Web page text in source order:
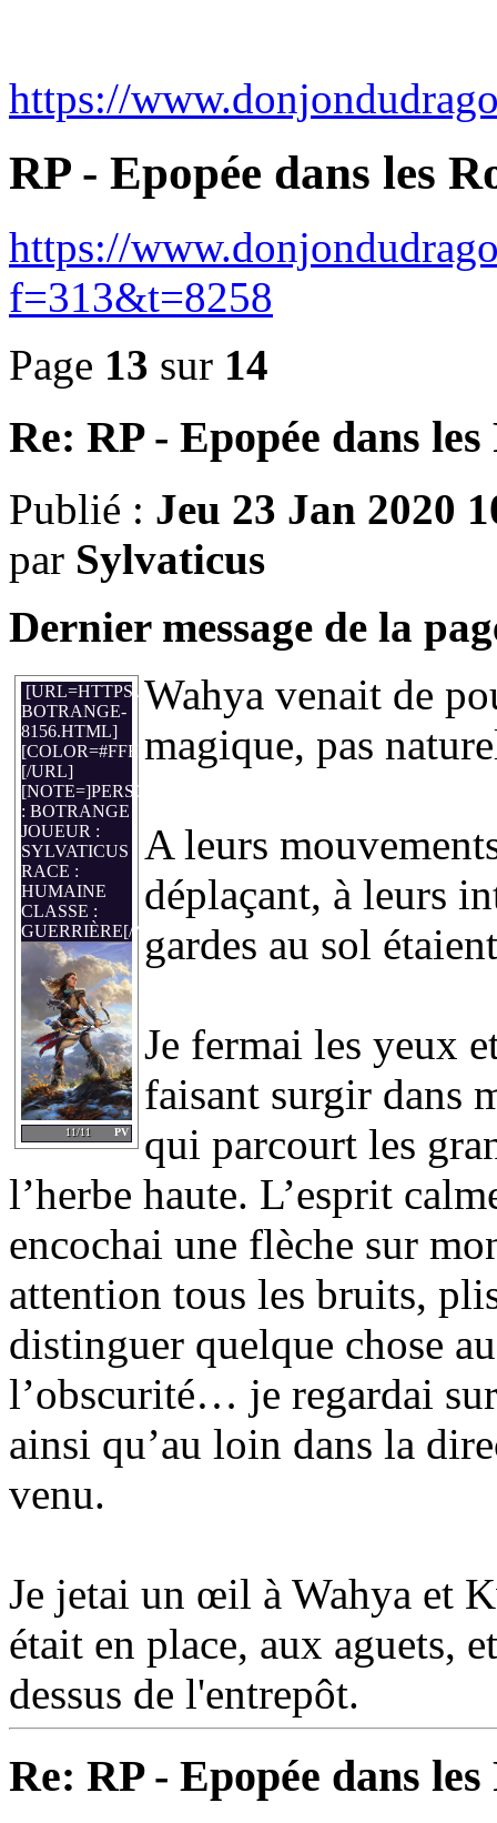
https://
RP - Epopée dans les
https://
f=313&t=8258
Page 13 sur 14
Re: RP - Epopée dans
Publié : Jeu 23 Jan 2020
par Sylvaticus
Dernier message de la
[URL=HTTPS://WWW.DONJONDUDRAGON.FR/FORUM/
BOTRANGE-
8156.HTML]
[COLOR=#FFFFFF]BOTRANGE[/COLOR]
[/URL]
[NOTE=]PERSO
: BOTRANGE
JOUEUR :
SYLVATICUS
RACE :
HUMAINE
CLASSE :
GUERRIÈRE[/NOTE]
PV
11/11
Wahya venait de
magique, pas
A leurs
déplaçant, à leurs
gardes au sol
Je fermai les yeux
faisant surgir dans
qui parcourt les
l’herbe haute. L’esprit
encochai une flèche sur
attention tous les bruits,
distinguer quelque chose
l’obscurité… je regardai
ainsi qu’au loin dans la
venu.
Je jetai un œil à Wahya et
était en place, aux aguets,
dessus de l'entrepôt.
Re: RP - Epopée dans